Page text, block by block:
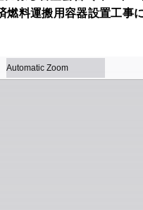
料運搬用容器設置工事